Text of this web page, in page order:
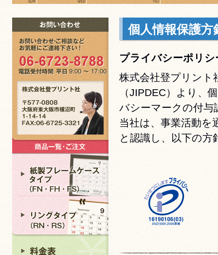
個人情報保護方
プライバシーポリシ
株式会社登プリント
（JIPDEC）より、
バシーマークの付与
当社は、事業活動を
と認識し、以下の